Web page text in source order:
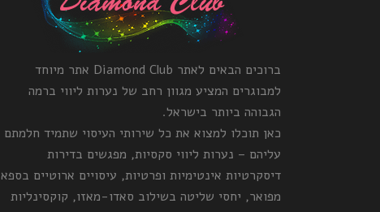
ברוכים הבאים לאתר Diamond Club אתר מיוחד
למבוגרים המציע מגוון רחב של נערות ליווי ברמה
הגבוהה ביותר בישראל.
כאן תוכלו למצוא את כל שירותי העיסוי שתמיד חלמתם
עליהם – נערות ליווי סקסיות, מפגשים בדירות
דיסקרטיות אינטימיות ופרטיות, עיסויים ארוטיים בספא
מפואר, יחסי שליטה בשילוב סאדו-מאזו, קוקסינליות